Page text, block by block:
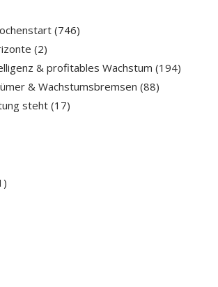
(746)
(2)
& profitables Wachstum (194)
& Wachstumsbremsen (88)
steht(17)